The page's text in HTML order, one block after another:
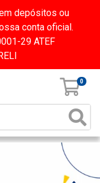
depósitos ou
conta oficial.
29 ATEF
0